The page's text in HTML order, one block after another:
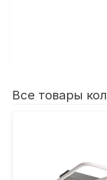
Все товары